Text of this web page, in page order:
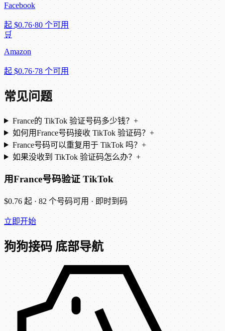
Facebook
起 $0.76·80 个可用
🛒
Amazon
起 $0.76·78 个可用
常见问题
France的 TikTok 验证号码多少钱？ +
如何用France号码接收 TikTok 验证码？ +
France号码可以重复用于 TikTok 吗？ +
如果没收到 TikTok 验证码怎么办？ +
用France号码验证 TikTok
$0.76 起 · 82 个号码可用 · 即时到码
立即开始
狗狗接码 底部导航